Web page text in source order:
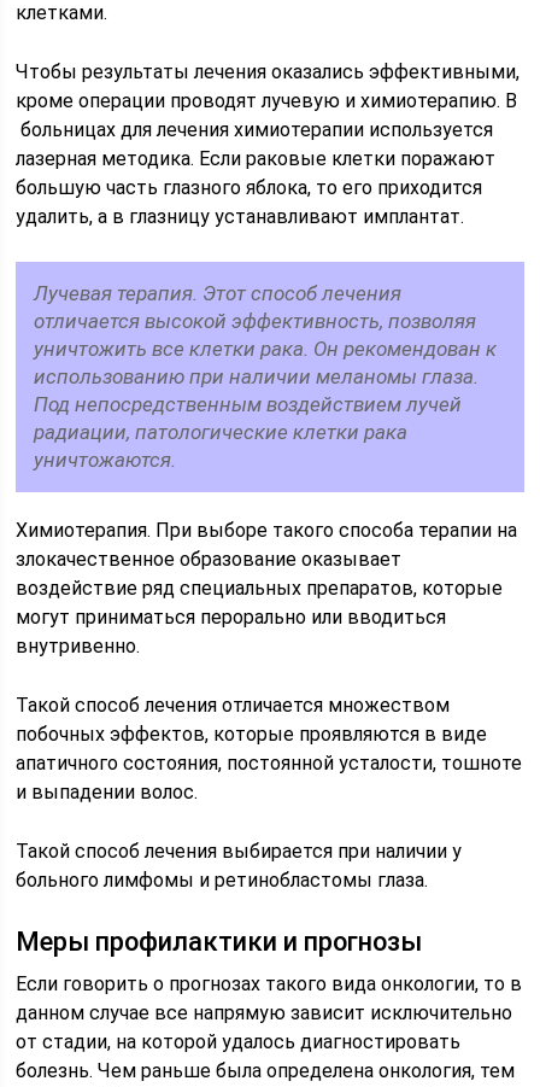
клетками.
Чтобы результаты лечения оказались эффективными,
кроме операции проводят лучевую и химиотерапию. В
больницах для лечения химиотерапии используется
лазерная методика. Если раковые клетки поражают
большую часть глазного яблока, то его приходится
удалить, а в глазницу устанавливают имплантат.
Лучевая терапия. Этот способ лечения
отличается высокой эффективность, позволяя
уничтожить все клетки рака. Он рекомендован к
использованию при наличии меланомы глаза.
Под непосредственным воздействием лучей
радиации, патологические клетки рака
уничтожаются.
Химиотерапия. При выборе такого способа терапии на
злокачественное образование оказывает
воздействие ряд специальных препаратов, которые
могут приниматься перорально или вводиться
внутривенно.
Такой способ лечения отличается множеством
побочных эффектов, которые проявляются в виде
апатичного состояния, постоянной усталости, тошноте
и выпадении волос.
Такой способ лечения выбирается при наличии у
больного лимфомы и ретинобластомы глаза.
Меры профилактики и прогнозы
Если говорить о прогнозах такого вида онкологии, то в
данном случае все напрямую зависит исключительно
от стадии, на которой удалось диагностировать
болезнь. Чем раньше была определена онкология, тем